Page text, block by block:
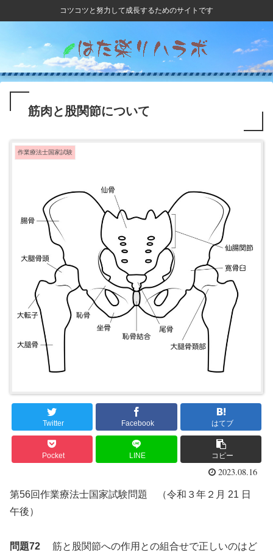
コツコツと努力して成長するためのサイトです
筋肉と股関節について
作業療法士国家試験
Twitter Facebook はてブ
Pocket LINE コピー
2023.08.16
第56回作業療法士国家試験問題 （令和３年２月 21 日
午後）
問題72
筋と股関節への作用との組合せで正しいのはど